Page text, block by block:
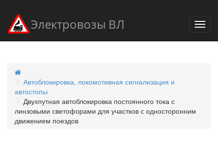
Электровозы ВЛ
Автоблокировка, локомотивная сигнализация и
автостопы
Двухпутная автоблокировка постоянного тока с
линзовыми светофорами для участков с односторонним
движением поездов